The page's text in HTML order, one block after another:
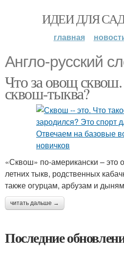
ИДЕИ ДЛЯ
главная
Англо-русский
Что за овощ сквош.
сквош-тыква?
«Сквош» по-американски – это
летних тыкв, родственных
также огурцам, арбузам и
читать дальше →
Последние